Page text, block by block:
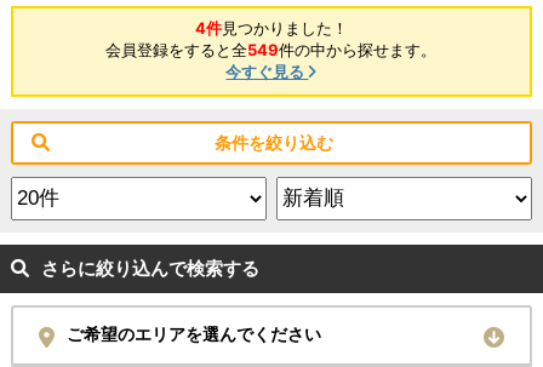
4件見つかりました！
会員登録をすると全549件の中から探せます。
今すぐ見る
条件を絞り込む
さらに絞り込んで検索する
ご希望のエリアを選んでください